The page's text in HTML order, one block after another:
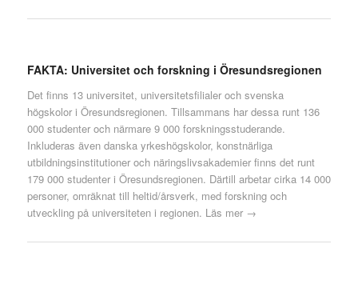
FAKTA: Universitet och forskning i Öresundsregionen
Det finns 13 universitet, universitetsfilialer och svenska
högskolor i Öresundsregionen. Tillsammans har dessa runt 136
000 studenter och närmare 9 000 forskningsstuderande.
Inkluderas även danska yrkeshögskolor, konstnärliga
utbildningsinstitutioner och näringslivsakademier finns det runt
179 000 studenter i Öresundsregionen. Därtill arbetar cirka 14 000
personer, omräknat till heltid/årsverk, med forskning och
utveckling på universiteten i regionen. Läs mer →